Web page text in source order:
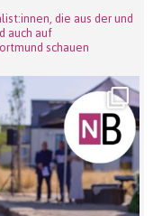
die aus der und
auch auf
schauen